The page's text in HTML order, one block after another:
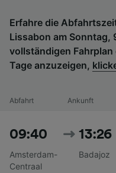
Erfahre die
Lissabon am Sonntag,
vollständigen
Tage anzuzeigen,
Abfahrt Ankunft
09:40
Amsterdam-
Centraal
13:26
Badajoz